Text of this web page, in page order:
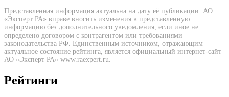
Представленная информация актуальна на дату её публикации. АО
«Эксперт РА» вправе вносить изменения в представленную
информацию без дополнительного уведомления, если иное не
определено договором с контрагентом или требованиями
законодательства РФ. Единственным источником, отражающим
актуальное состояние рейтинга, является официальный интернет-сайт
АО «Эксперт РА» www.raexpert.ru.
Рейтинги